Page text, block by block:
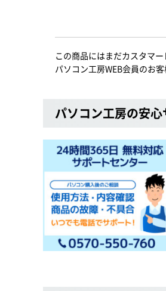
この商品にはまだカスタマ
パソコン工房WEB会員のお
パソコン工房の安心